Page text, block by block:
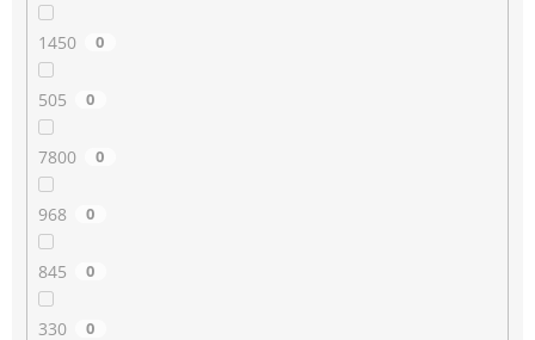
1450 0
505 0
7800 0
968 0
845 0
330 0